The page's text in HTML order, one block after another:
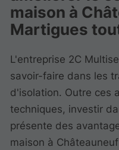
maison à
Martigues
L'entreprise 2C
savoir-faire dans les
d'isolation. Outre ces
techniques, investir
présente des
maison à